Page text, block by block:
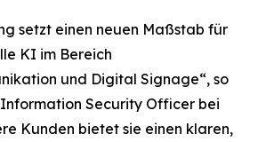
setzt einen neuen Maßstab für
KI im Bereich
und Digital Signage“, so
Information Security Officer bei
Kunden bietet sie einen klaren,